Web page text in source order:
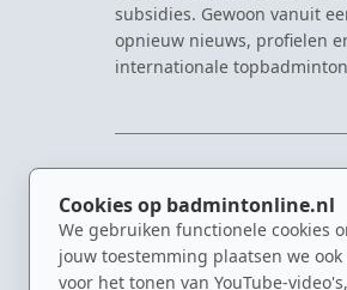
Cookies op badmintonline.nl
We gebruiken functionele cookies
jouw toestemming plaatsen we
voor het tonen van YouTube-
subsidies. Gewoon vanuit
opnieuw nieuws, profielen
internationale
Nieuws
Kennisbank
Spelers